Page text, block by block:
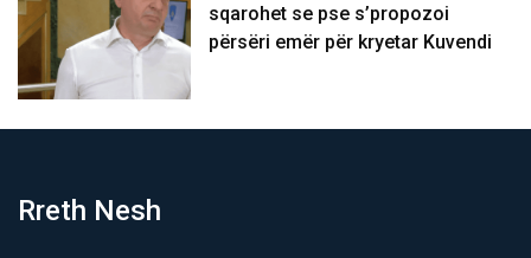
sqarohet se pse s’propozoi
përsëri emër për kryetar Kuvendi
Rreth Nesh